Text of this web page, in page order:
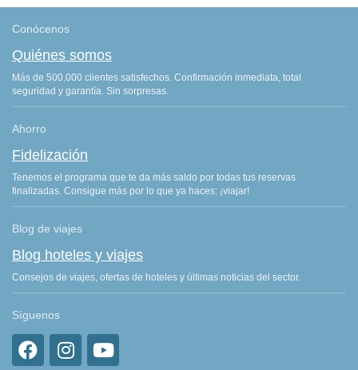
Conócenos
Quiénes somos
Más de 500.000 clientes satisfechos. Confirmación inmediata, total
seguridad y garantía. Sin sorpresas.
Ahorro
Fidelización
Tenemos el programa que te da más saldo por todas tus reservas
finalizadas. Consigue más por lo que ya haces: ¡viajar!
Blog de viajes
Blog hoteles y viajes
Consejos de viajes, ofertas de hoteles y últimas noticias del sector.
Síguenos